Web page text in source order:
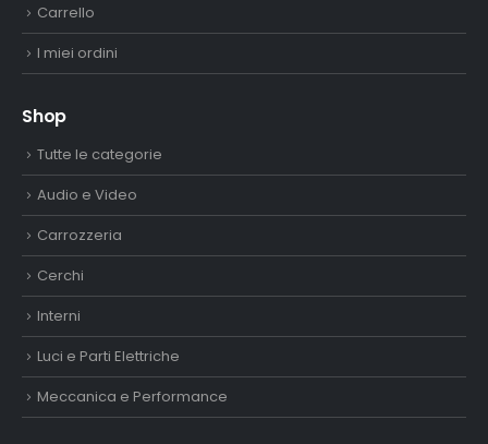
Carrello
I miei ordini
Shop
Tutte le categorie
Audio e Video
Carrozzeria
Cerchi
Interni
Luci e Parti Elettriche
Meccanica e Performance